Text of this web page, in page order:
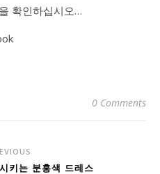
확인하십시오…
0 Comments
키는 분홍색 드레스